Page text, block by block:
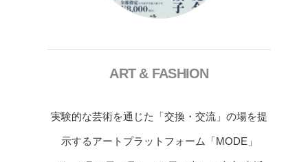
ART & FASHION
実験的な芸術を通じた「交換・交流」の場を提
示するアートプラットフォーム「MODE」